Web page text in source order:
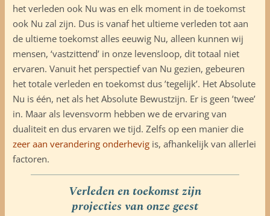
het verleden ook Nu was en elk moment in de toekomst
ook Nu zal zijn. Dus is vanaf het ultieme verleden tot aan
de ultieme toekomst alles eeuwig Nu, alleen kunnen wij
mensen, ‘vastzittend’ in onze levensloop, dit totaal niet
ervaren. Vanuit het perspectief van Nu gezien, gebeuren
het totale verleden en toekomst dus ’tegelijk’. Het Absolute
Nu is één, net als het Absolute Bewustzijn. Er is geen ’twee’
in. Maar als levensvorm hebben we de ervaring van
dualiteit en dus ervaren we tijd. Zelfs op een manier die
zeer aan verandering onderhevigis, afhankelijk van allerlei
factoren.
Verleden en toekomst zijn
projecties van onze geest